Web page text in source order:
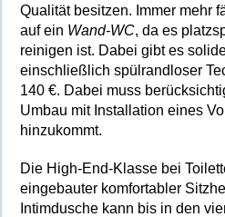
Qualität besitzen. Immer mehr
auf ein Wand-WC, da es
reinigen ist. Dabei gibt es
einschließlich spülrandloser
140 €. Dabei muss
Umbau mit Installation eines
hinzukommt.
Die High-End-Klasse bei
eingebauter komfortabler
Intimdusche kann bis in den